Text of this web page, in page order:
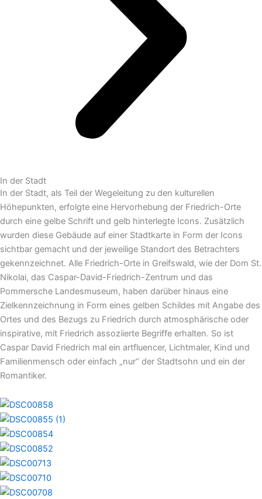
In der Stadt
In der Stadt, als Teil der Wegeleitung zu den kulturellen
Höhepunkten, erfolgte eine Hervorhebung der Friedrich-Orte
durch eine gelbe Schrift und gelb hinterlegte Icons. Zusätzlich
wurden diese Gebäude auf einer Stadtkarte in Form der Icons
sichtbar gemacht und der jeweilige Standort des Betrachters
gekennzeichnet. Alle Friedrich-Orte in Greifswald, wie der Dom St.
Nikolai, das Caspar-David-Friedrich-Zentrum und das
Pommersche Landesmuseum, haben darüber hinaus eine
Zielkennzeichnung in Form eines gelben Schildes mit Angabe des
Ortes und des Bezugs zu Friedrich durch atmosphärische oder
inspirative, mit Friedrich assoziierte Begriffe erhalten. So ist
Caspar David Friedrich mal ein artfluencer, Lichtmaler, Kind und
Familienmensch oder einfach „nur“ der Stadtsohn und ein der
Romantiker.